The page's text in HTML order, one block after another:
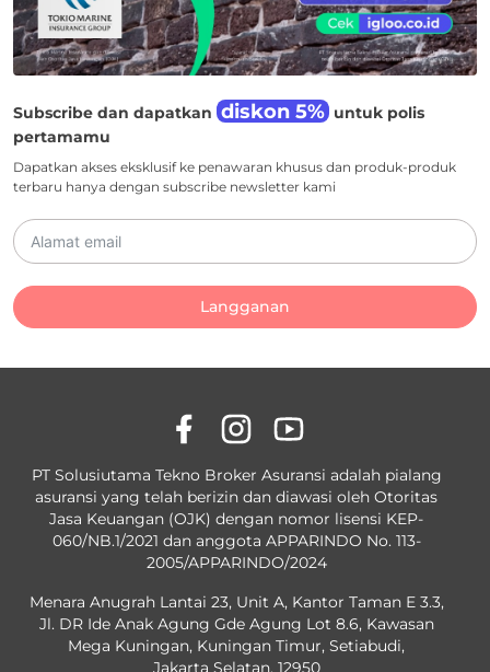
Subscribe dan dapatkan diskon 5% untuk polis
pertamamu
Dapatkan akses eksklusif ke penawaran khusus dan produk-produk
terbaru hanya dengan subscribe newsletter kami
Langganan
PT Solusiutama Tekno Broker Asuransi adalah pialang
asuransi yang telah berizin dan diawasi oleh Otoritas
Jasa Keuangan (OJK) dengan nomor lisensi KEP-
060/NB.1/2021 dan anggota APPARINDO No. 113-
2005/APPARINDO/2024
Menara Anugrah Lantai 23, Unit A, Kantor Taman E 3.3,
Jl. DR Ide Anak Agung Gde Agung Lot 8.6, Kawasan
Mega Kuningan, Kuningan Timur, Setiabudi,
Jakarta Selatan, 12950